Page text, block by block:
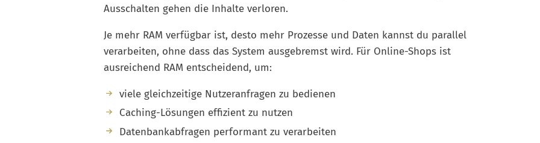
Ausschalten gehen die Inhalte verloren.
Je mehr RAM verfügbar ist, desto mehr Prozesse und Daten kannst du parallel
verarbeiten, ohne dass das System ausgebremst wird. Für Online-Shops ist
ausreichend RAM entscheidend, um:
viele gleichzeitige Nutzeranfragen zu bedienen
Caching-Lösungen effizient zu nutzen
Datenbankabfragen performant zu verarbeiten